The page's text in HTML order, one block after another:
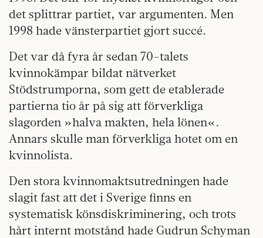
det splittrar partiet, var argumenten. Men
1998 hade vänsterpartiet gjort succé.
Det var då fyra år sedan 70-talets
kvinnokämpar bildat nätverket
Stödstrumporna, som gett de etablerade
partierna tio år på sig att förverkliga
slagorden »halva makten, hela lönen«.
Annars skulle man förverkliga hotet om en
kvinnolista.
Den stora kvinnomaktsutredningen hade
slagit fast att det i Sverige finns en
systematisk könsdiskriminering, och trots
hårt internt motstånd hade Gudrun Schyman